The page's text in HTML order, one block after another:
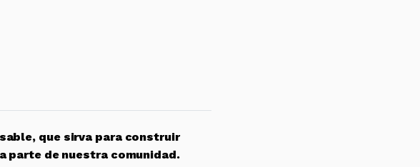
que sirva para construir
parte de nuestra comunidad.